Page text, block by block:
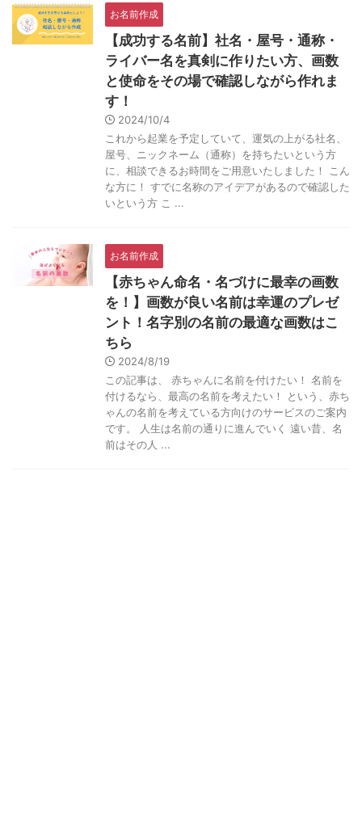
お名前作成
【成功する名前】社名・屋号・通称・
ライバー名を真剣に作りたい方、画数
と使命をその場で確認しながら作れま
す！
2024/10/4
これから起業を予定していて、運気の上がる社名、
屋号、ニックネーム（通称）を持ちたいという方
に、相談できるお時間をご用意いたしました！ こん
な方に！ すでに名称のアイデアがあるので確認した
いという方 こ ...
お名前作成
【赤ちゃん命名・名づけに最幸の画数
を！】画数が良い名前は幸運のプレゼ
ント！名字別の名前の最適な画数はこ
ちら
2024/8/19
この記事は、 赤ちゃんに名前を付けたい！ 名前を
付けるなら、最高の名前を考えたい！ という、赤ち
ゃんの名前を考えている方向けのサービスのご案内
です。 人生は名前の通りに進んでいく 遠い昔、名
前はその人 ...